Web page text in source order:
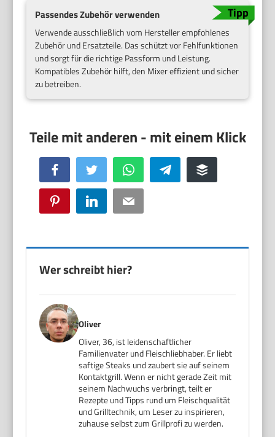
Passendes Zubehör verwenden
Verwende ausschließlich vom Hersteller empfohlenes
Zubehör und Ersatzteile. Das schützt vor Fehlfunktionen
und sorgt für die richtige Passform und Leistung.
Kompatibles Zubehör hilft, den Mixer effizient und sicher
zu betreiben.
Facebook Twitter WhatsApp Telegram Buffer
Pinterest LinkedIn Email
Wer schreibt hier?
Oliver
Oliver, 36, ist leidenschaftlicher
Familienvater und Fleischliebhaber. Er liebt
saftige Steaks und zaubert sie auf seinem
Kontaktgrill. Wenn er nicht gerade Zeit mit
seinem Nachwuchs verbringt, teilt er
Rezepte und Tipps rund um Fleischqualität
und Grilltechnik, um Leser zu inspirieren,
zuhause selbst zum Grillprofi zu werden.